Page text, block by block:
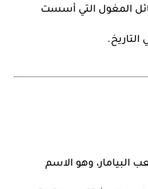
المغول التي أسست
البيامار، وهو الاسم